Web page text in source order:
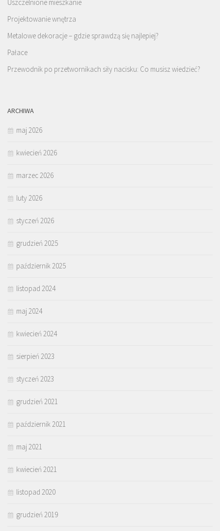
Uszczelnione mieszkanie
Projektowanie wnętrza
Metalowe dekoracje – gdzie sprawdzą się najlepiej?
Pałace
Przewodnik po przetwornikach siły nacisku: Co musisz wiedzieć?
ARCHIWA
maj 2026
kwiecień 2026
marzec 2026
luty 2026
styczeń 2026
grudzień 2025
październik 2025
listopad 2024
maj 2024
kwiecień 2024
sierpień 2023
styczeń 2023
grudzień 2021
październik 2021
maj 2021
kwiecień 2021
listopad 2020
grudzień 2019